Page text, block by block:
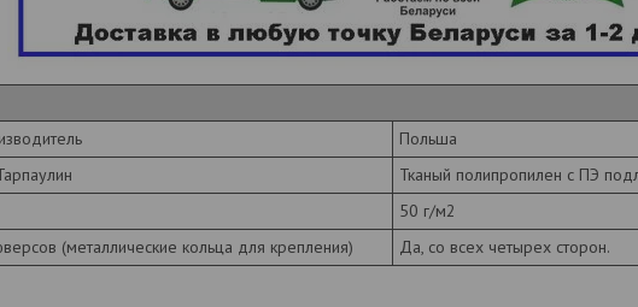
Польша
Тканый полипропилен с ПЭ
50 г/м2
(металлические кольца для крепления)
Да, со всех четырех сторон.